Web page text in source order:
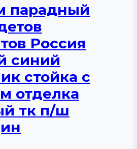
парадный
Россия
синий
стойка с
отделка
тк п/ш